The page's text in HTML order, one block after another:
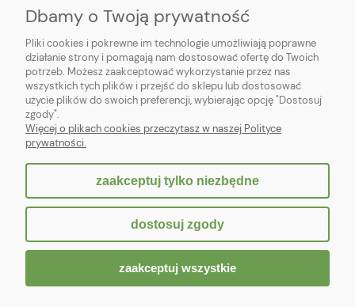
OBSŁUGA KLIENTA
POMOC
MOJE KONTO
Sklep internetowy Shoper.pl
Dbamy o Twoją prywatność
Pliki cookies i pokrewne im technologie umożliwiają poprawne
działanie strony i pomagają nam dostosować ofertę do Twoich
potrzeb. Możesz zaakceptować wykorzystanie przez nas
wszystkich tych plików i przejść do sklepu lub dostosować
użycie plików do swoich preferencji, wybierając opcję "Dostosuj
zgody".
Więcej o plikach cookies przeczytasz w naszej Polityce
prywatności.
zaakceptuj tylko niezbędne
dostosuj zgody
zaakceptuj wszystkie